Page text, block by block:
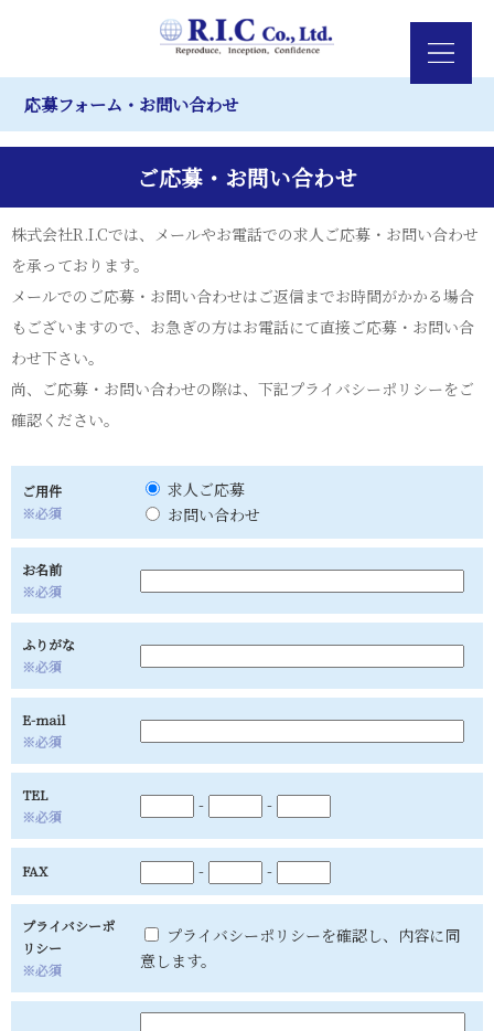
応募フォーム・お問い合わせ
ご応募・お問い合わせ
株式会社R.I.Cでは、メールやお電話での求人ご応募・お問い合わせ
を承っております。
メールでのご応募・お問い合わせはご返信までお時間がかかる場合
もございますので、お急ぎの方はお電話にて直接ご応募・お問い合
わせ下さい。
尚、ご応募・お問い合わせの際は、下記プライバシーポリシーをご
確認ください。
ご用件
※必須
求人ご応募
お問い合わせ
お名前
※必須
ふりがな
※必須
E-mail
※必須
TEL
※必須
- -
FAX - -
プライバシーポ
リシー
※必須
プライバシーポリシーを確認し、内容に同
意します。